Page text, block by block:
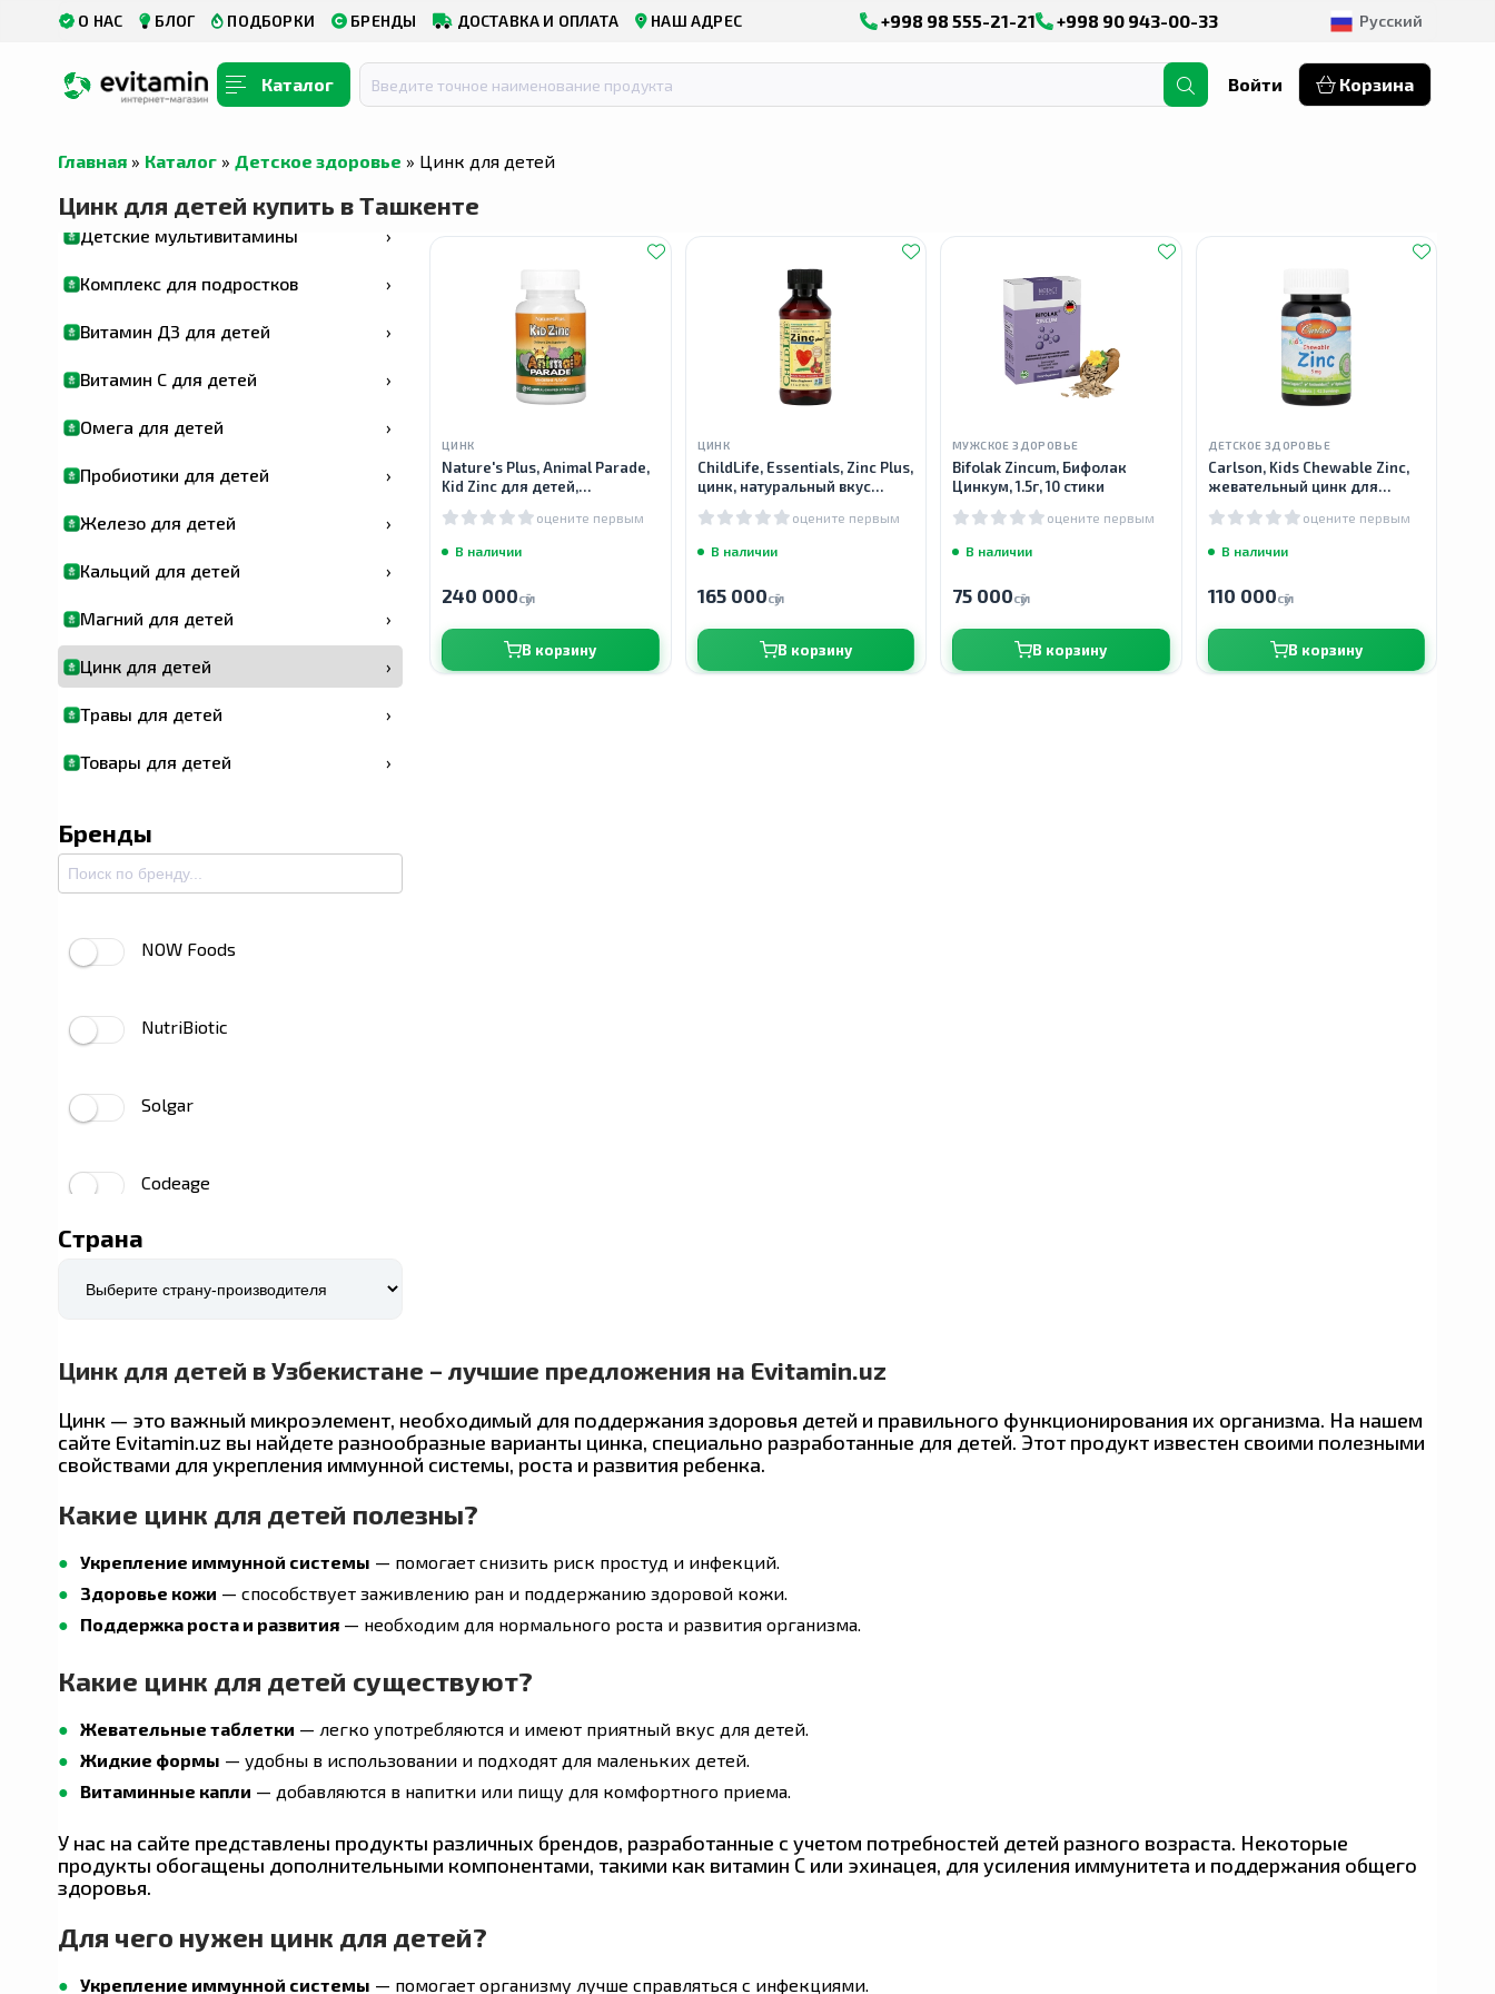
О НАС БЛОГ ПОДБОРКИ БРЕНДЫ ДОСТАВКА И ОПЛАТА НАШ АДРЕС +998 98 555-21-21 +998 90 943-00-33 Русский
Каталог Войти Корзина
Главная » Каталог » Детское здоровье » Цинк для детей
Цинк для детей купить в Ташкенте
Детские мультивитамины ›
Комплекс для подростков ›
Витамин Д3 для детей ›
Витамин С для детей ›
Омега для детей ›
Пробиотики для детей ›
Железо для детей ›
Кальций для детей ›
Магний для детей ›
Цинк для детей ›
Травы для детей ›
Товары для детей ›
Бренды
NOW Foods
NutriBiotic
Solgar
Codeage
Airborne
Crest
Flexitol
Morningstar Minerals
Nutricost
Страна
ЦИНК
Nature's Plus, Animal Parade,
Kid Zinc для детей,
мандарина, 90 пастилок
оцените первым
В наличии
240 000сӯм
В корзину
ЦИНК
ChildLife, Essentials, Zinc Plus,
цинк, натуральный вкус
оцените первым
В наличии
165 000сӯм
В корзину
МУЖСКОЕ ЗДОРОВЬЕ
Bifolak Zincum, Бифолак
Цинкум, 1.5г, 10 стики
оцените первым
В наличии
75 000сӯм
В корзину
ДЕТСКОЕ ЗДОРОВЬЕ
Carlson, Kids Chewable Zinc,
жевательный цинк для
42 таблетки оцените первым
В наличии
110 000сӯм
В корзину
Цинк для детей в Узбекистане – лучшие предложения на Evitamin.uz
Цинк — это важный микроэлемент, необходимый для поддержания здоровья детей и правильного функционирования их организма. На нашем
сайте Evitamin.uz вы найдете разнообразные варианты цинка, специально разработанные для детей. Этот продукт известен своими полезными
свойствами для укрепления иммунной системы, роста и развития ребенка.
Какие цинк для детей полезны?
Укрепление иммунной системы — помогает снизить риск простуд и инфекций.
Здоровье кожи — способствует заживлению ран и поддержанию здоровой кожи.
Поддержка роста и развития — необходим для нормального роста и развития организма.
Какие цинк для детей существуют?
Жевательные таблетки — легко употребляются и имеют приятный вкус для детей.
Жидкие формы — удобны в использовании и подходят для маленьких детей.
Витаминные капли — добавляются в напитки или пищу для комфортного приема.
У нас на сайте представлены продукты различных брендов, разработанные с учетом потребностей детей разного возраста. Некоторые
продукты обогащены дополнительными компонентами, такими как витамин С или эхинацея, для усиления иммунитета и поддержания общего
здоровья.
Для чего нужен цинк для детей?
Укрепление иммунной системы — помогает организму лучше справляться с инфекциями.